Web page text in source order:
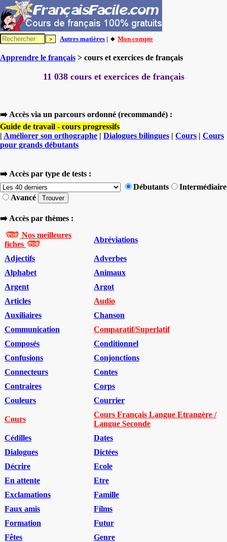
Autres matières | 🔸 Mon compte
Apprendre le français > cours et exercices de français
11 038 cours et exercices de français
➡️ Accès via un parcours ordonné (recommandé) :
Guide de travail - cours progressifs
| Améliorer son orthographe | Dialogues bilingues | Cours | Cours
pour grands débutants
➡️ Accès par type de tests :
Débutants
Intermédiaire
Avancé
➡️ Accès par thèmes :
Nos meilleures
fiches
Abréviations
Adjectifs
Adverbes
Alphabet
Animaux
Argent
Argot
Articles
Audio
Auxiliaires
Chanson
Communication
Comparatif/Superlatif
Composés
Conditionnel
Confusions
Conjonctions
Connecteurs
Contes
Contraires
Corps
Couleurs
Courrier
Cours
Cours Français Langue Etrangère /
Langue Seconde
Cédilles
Dates
Dialogues
Dictées
Décrire
Ecole
En attente
Etre
Exclamations
Famille
Faux amis
Films
Formation
Futur
Fêtes
Genre